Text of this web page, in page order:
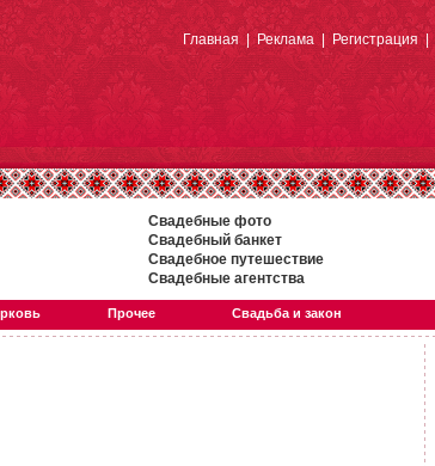
Главная|Реклама|Регистрация|
Свадебные фото
Свадебный банкет
Свадебное путешествие
Свадебные агентства
Прочее Свадьба и закон